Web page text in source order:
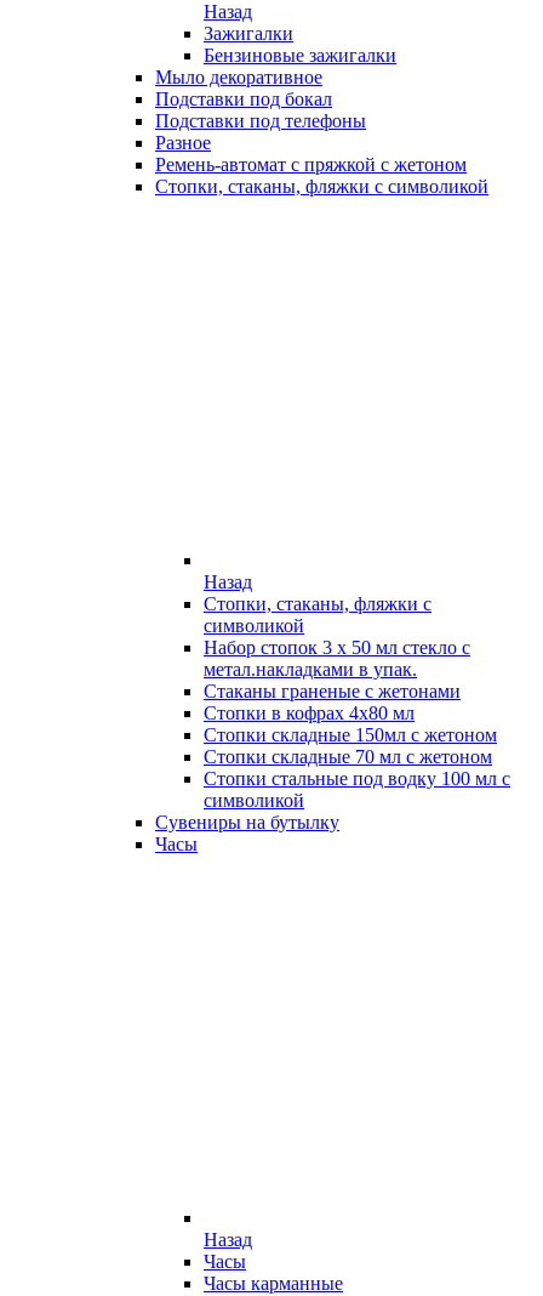
Назад
Зажигалки
Бензиновые зажигалки
Мыло декоративное
Подставки под бокал
Подставки под телефоны
Разное
Ремень-автомат с пряжкой с жетоном
Стопки, стаканы, фляжки с символикой
Назад
Стопки, стаканы, фляжки с
символикой
Набор стопок 3 х 50 мл стекло с
метал.накладками в упак.
Стаканы граненые с жетонами
Стопки в кофрах 4х80 мл
Стопки складные 150мл с жетоном
Стопки складные 70 мл с жетоном
Стопки стальные под водку 100 мл с
символикой
Сувениры на бутылку
Часы
Назад
Часы
Часы карманные